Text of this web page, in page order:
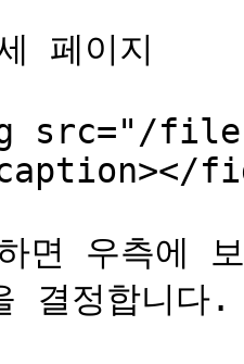
페이지
src="/files/
면 우측에
결정합니다.